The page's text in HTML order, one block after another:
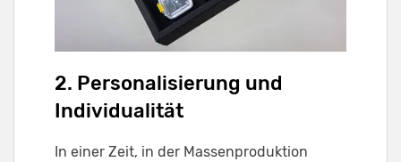
2. Personalisierung und
Individualität
In einer Zeit, in der Massenproduktion